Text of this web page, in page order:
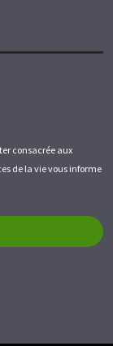
consacrée aux
de la vie vous informe